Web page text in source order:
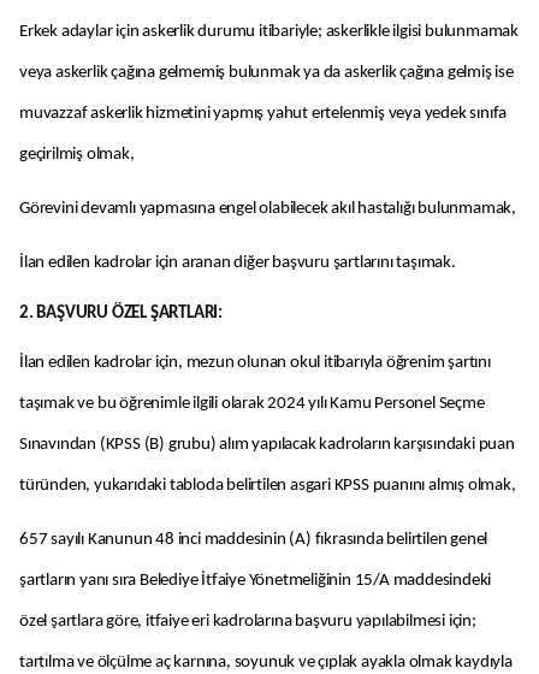
Erkek adaylar için askerlik durumu itibariyle; askerlikle ilgisi bulunmamak
veya askerlik çağına gelmemiş bulunmak ya da askerlik çağına gelmiş ise
muvazzaf askerlik hizmetini yapmış yahut ertelenmiş veya yedek sınıfa
geçirilmiş olmak,
Görevini devamlı yapmasına engel olabilecek akıl hastalığı bulunmamak,
İlan edilen kadrolar için aranan diğer başvuru şartlarını taşımak.
2. BAŞVURU ÖZEL ŞARTLARI:
İlan edilen kadrolar için, mezun olunan okul itibarıyla öğrenim şartını
taşımak ve bu öğrenimle ilgili olarak 2024 yılı Kamu Personel Seçme
Sınavından (KPSS (B) grubu) alım yapılacak kadroların karşısındaki puan
türünden, yukarıdaki tabloda belirtilen asgari KPSS puanını almış olmak,
657 sayılı Kanunun 48 inci maddesinin (A) fıkrasında belirtilen genel
şartların yanı sıra Belediye İtfaiye Yönetmeliğinin 15/A maddesindeki
özel şartlara göre, itfaiye eri kadrolarına başvuru yapılabilmesi için;
tartılma ve ölçülme aç karnına, soyunuk ve çıplak ayakla olmak kaydıyla